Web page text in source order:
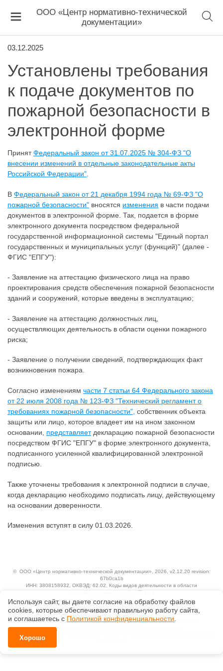
ООО «Центр нормативно-технической
документации»
03.12.2025
Установлены требования
к подаче документов по
пожарной безопасности в
электронной форме
ПринятФедеральный закон от 31.07.2025 № 304-ФЗ "О
внесении изменений в отдельные законодательные акты
Российской Федерации"
В Федеральный закон от 21 декабря 1994 года № 69-ФЗ "О
пожарной безопасности" вносятся изменения в части подачи
документов в электронной форме. Так, подается в форме
электронного документа посредством федеральной
государственной информационной системы "Единый портал
государственных и муниципальных услуг (функций)" (далее -
ФГИС "ЕПГУ"):
- Заявление на аттестацию физического лица на право
проектирования средств обеспечения пожарной безопасности
зданий и сооружений, которые введены в эксплуатацию;
- Заявление на аттестацию должностных лиц,
осуществляющих деятельность в области оценки пожарного
риска;
- Заявление о получении сведений, подтверждающих факт
возникновения пожара.
Согласно изменениям части 7 статьи 64 Федерального закона
от 22 июля 2008 года № 123-ФЗ "Технический регламент о
требованиях пожарной безопасности", собственник объекта
защиты или лицо, которое владеет им на ином законном
основании, представляетдекларацию пожарной безопасности
посредством ФГИС "ЕПГУ" в форме электронного документа,
подписанного усиленной квалифицированной электронной
подписью.
Также уточнены требования к электронной подписи в случае,
когда декларацию необходимо подписать лицу, действующему
на основании доверенности.
Изменения вступят в силу 01.03.2026.
© ООО «Центр нормативно-технической документации» , 2026, v2.12.20 revision:
67b0ca1b
ИНН: 3808158932, ОКВЭД: 62.02, Коды видов деятельности в области
информационных технологий: 1.01
Исключительные авторские и смежные права принадлежат АО «Кодекс».
Положение по обработке и защите персональных данных
Справка о регистрации продуктов АО «Кодекс» в Реестре российского программного
Используя сайт, вы даете согласие на обработку файлов
сооkiеs, которые обеспечивают правильную работу сайта,
и соглашаетесь с Политикой конфиденциальности.
Хорошо